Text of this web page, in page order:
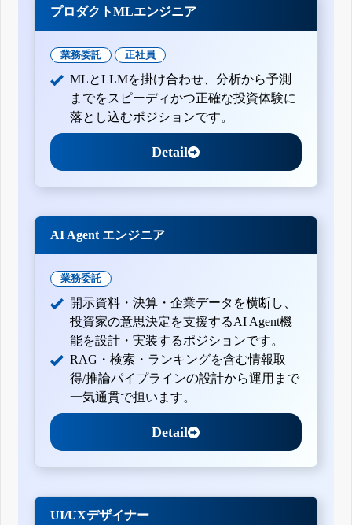
プロダクトMLエンジニア
業務委託 正社員
MLとLLMを掛け合わせ、分析から予測
までをスピーディかつ正確な投資体験に
落とし込むポジションです。
Detail
AI Agent エンジニア
業務委託
開示資料・決算・企業データを横断し、
投資家の意思決定を支援するAI Agent機
能を設計・実装するポジションです。
RAG・検索・ランキングを含む情報取
得/推論パイプラインの設計から運用まで
一気通貫で担います。
Detail
UI/UXデザイナー